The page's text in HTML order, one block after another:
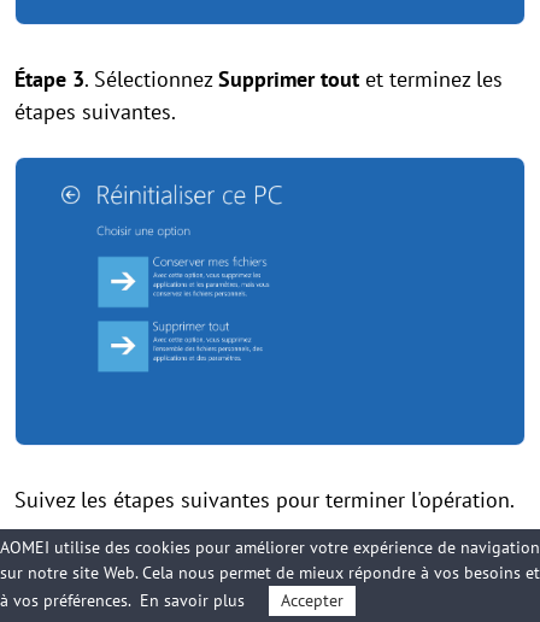
Étape 3. SélectionnezSupprimer tout et terminez les
étapes suivantes.
Suivez les étapes suivantes pour terminer l'opération.
6. Réinstaller Windows sur
AOMEI utilise des cookies pour améliorer votre expérience de navigation
sur notre site Web. Cela nous permet de mieux répondre à vos besoins et
à vos préférences. En savoir plus Accepter